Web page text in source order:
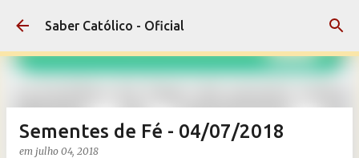
Pular para o conteúdo principal
Saber Católico - Oficial
Sementes de Fé - 04/07/2018
em julho 04, 2018